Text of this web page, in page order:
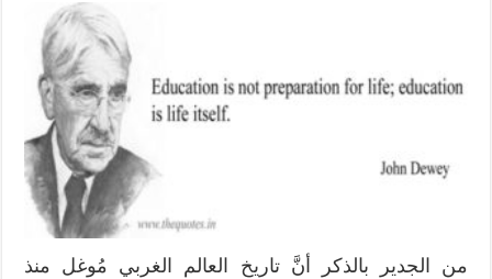
من الجدير بالذكر أنَّ تاريخ العالم الغربي مُوغل منذ